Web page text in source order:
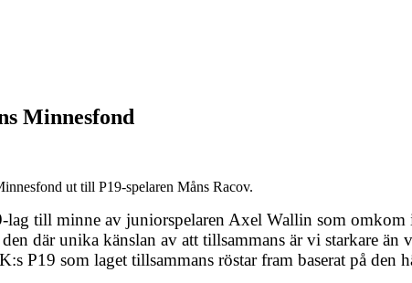
Minnesfond
ut till P19-spelaren Måns Racov.
till minne av juniorspelaren Axel Wallin som omkom
där unika känslan av att tillsammans är vi starkare
P19 som laget tillsammans röstar fram baserat på den